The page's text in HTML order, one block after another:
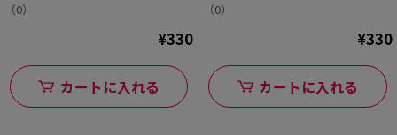
（0）
¥330
カートに入れる
（0）
¥330
カートに入れる